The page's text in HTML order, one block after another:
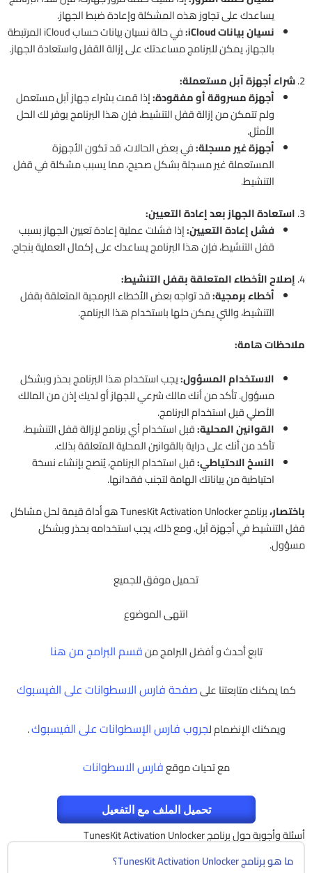
يساعدك على تجاوز هذه المشكلة وإعادة ضبط الجهاز.
نسيان بيانات iCloud:
في حالة نسيان بيانات حساب iCloud المرتبطة
بالجهاز، يمكن للبرنامج مساعدتك على إزالة القفل واستعادة الجهاز.
2. شراء أجهزة آبل مستعملة:
أجهزة مسروقة أو مفقودة:إذا قمت بشراء جهاز آبل مستعمل
ولم تتمكن من إزالة قفل التنشيط، فإن هذا البرنامج يوفر لك الحل
الأمثل.
أجهزة غير مسجلة:في بعض الحالات، قد تكون الأجهزة
المستعملة غير مسجلة بشكل صحيح، مما يسبب مشكلة في قفل
التنشيط.
3. استعادة الجهاز بعد إعادة التعيين:
فشل إعادة التعيين:إذا فشلت عملية إعادة تعيين الجهاز بسبب
قفل التنشيط، فإن هذا البرنامج يساعدك على إكمال العملية بنجاح.
4. إصلاح الأخطاء المتعلقة بقفل التنشيط:
أخطاء برمجية:قد تواجه بعض الأخطاء البرمجية المتعلقة بقفل
التنشيط، والتي يمكن حلها باستخدام هذا البرنامج.
ملاحظات هامة:
الاستخدام المسؤول:يجب استخدام هذا البرنامج بحذر وبشكل
مسؤول. تأكد من أنك مالك شرعي للجهاز أو لديك إذن من المالك
الأصلي قبل استخدام البرنامج.
القوانين المحلية:قبل استخدام أي برنامج لإزالة قفل التنشيط،
تأكد من أنك على دراية بالقوانين المحلية المتعلقة بذلك.
النسخ الاحتياطي:قبل استخدام البرنامج، يُنصح بإنشاء نسخة
احتياطية من بياناتك الهامة لتجنب فقدانها.
باختصار،
برنامج TunesKit Activation Unlocker هو أداة قيمة لحل مشاكل
قفل التنشيط في أجهزة آبل. ومع ذلك، يجب استخدامه بحذر وبشكل
مسؤول.
تحميل موفق للجميع
انتهى الموضوع
تابع أحدث و أفضل البرامج منقسم البرامج من هنا
كما يمكنك متابعتنا علىصفحة فارس الاسطوانات على الفيسبوك
ويمكنك الإنضمام لجروب فارس الإسطوانات على الفيسبوك.
مع تحيات موقعفارس الاسطوانات
تحميل الملف مع التفعيل
أسئلة وأجوبة حول برنامج TunesKit Activation Unlocker
ما هو برنامج TunesKit Activation Unlocker؟